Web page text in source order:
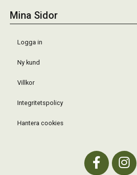
Mina Sidor
Logga in
Ny kund
Villkor
Integritetspolicy
Hantera cookies